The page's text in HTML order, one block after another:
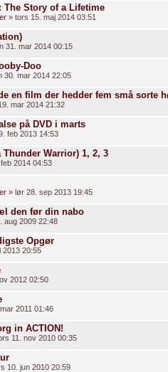
The Story of a Lifetime
» tors 15. maj 2014 03:51
31. mar 2014 00:15
Doo
30. mar 2014 22:05
en film der hedder fem små sorte
mar 2014 21:32
på DVD i marts
feb 2013 14:53
Thunder Warrior) 1, 2, 3
2014 04:53
» lør 28. sep 2013 19:45
den før din nabo
aug 2009 22:48
Opgør
2013 20:55
2012 02:50
2011 01:46
in ACTION!
11. nov 2010 00:35
10. jun 2010 20:59